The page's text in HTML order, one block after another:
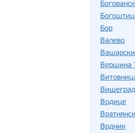
Бор
Валево
Вершина
Вишеград
Водице
Врдник